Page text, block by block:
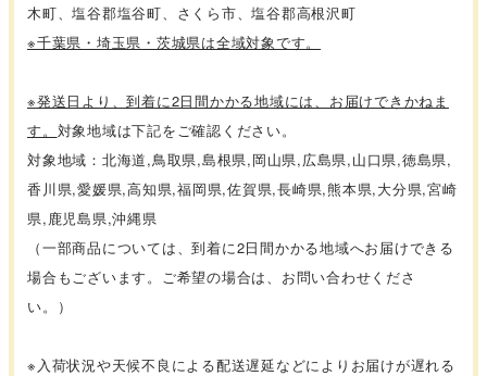
木町、塩谷郡塩谷町、さくら市、塩谷郡高根沢町
※千葉県・埼玉県・茨城県は全域対象です。
※発送日より、到着に2日間かかる地域には、お届けできかねま
す。 対象地域は下記をご確認ください。
対象地域：北海道,鳥取県,島根県,岡山県,広島県,山口県,徳島県,
香川県,愛媛県,高知県,福岡県,佐賀県,長崎県,熊本県,大分県,宮崎
県,鹿児島県,沖縄県
（一部商品については、到着に2日間かかる地域へお届けできる
場合もございます。ご希望の場合は、お問い合わせくださ
い。）
※入荷状況や天候不良による配送遅延などによりお届けが遅れる